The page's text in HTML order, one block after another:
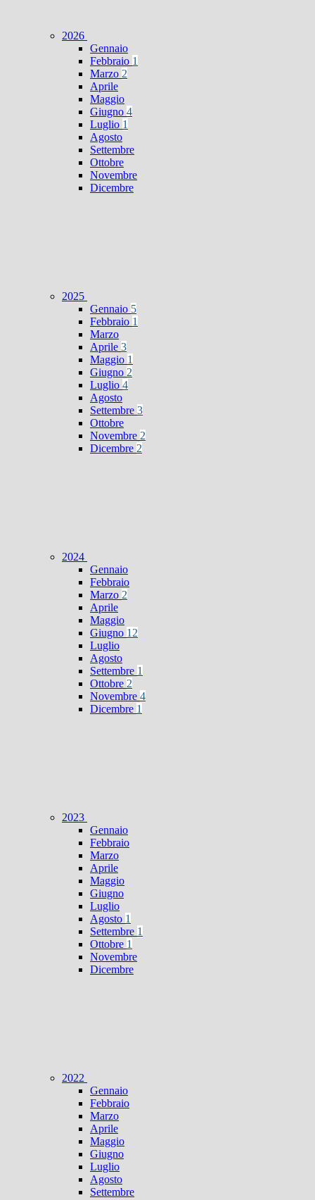
2026
Gennaio
Febbraio 1
Marzo 2
Aprile
Maggio
Giugno 4
Luglio 1
Agosto
Settembre
Ottobre
Novembre
Dicembre
2025
Gennaio 5
Febbraio 1
Marzo
Aprile 3
Maggio 1
Giugno 2
Luglio 4
Agosto
Settembre 3
Ottobre
Novembre 2
Dicembre 2
2024
Gennaio
Febbraio
Marzo 2
Aprile
Maggio
Giugno 12
Luglio
Agosto
Settembre 1
Ottobre 2
Novembre 4
Dicembre 1
2023
Gennaio
Febbraio
Marzo
Aprile
Maggio
Giugno
Luglio
Agosto 1
Settembre 1
Ottobre 1
Novembre
Dicembre
2022
Gennaio
Febbraio
Marzo
Aprile
Maggio
Giugno
Luglio
Agosto
Settembre